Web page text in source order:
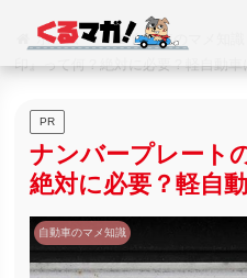
ホーム 自動車のマメ知識
印』って何？絶対に必要？軽自動車
PR
ナンバープレート
絶対に必要？軽自
自動車のマメ知識